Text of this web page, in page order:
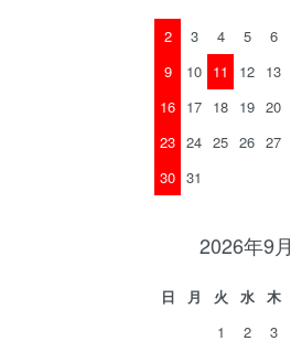
2
3 4 5 6
9
10 11 12 13
16 17 18 19 20
23 24 25 26 27
30 31
2026年9月
日 月 火 水 木
1
2 3